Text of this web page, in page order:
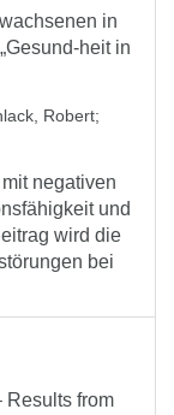
in
heit in
Robert;
negativen
und
wird die
bei
Results from